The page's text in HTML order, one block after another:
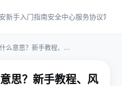
新手入门指南安全中心服务协议常见
么意思？新手教程、...
思？新手教程、风